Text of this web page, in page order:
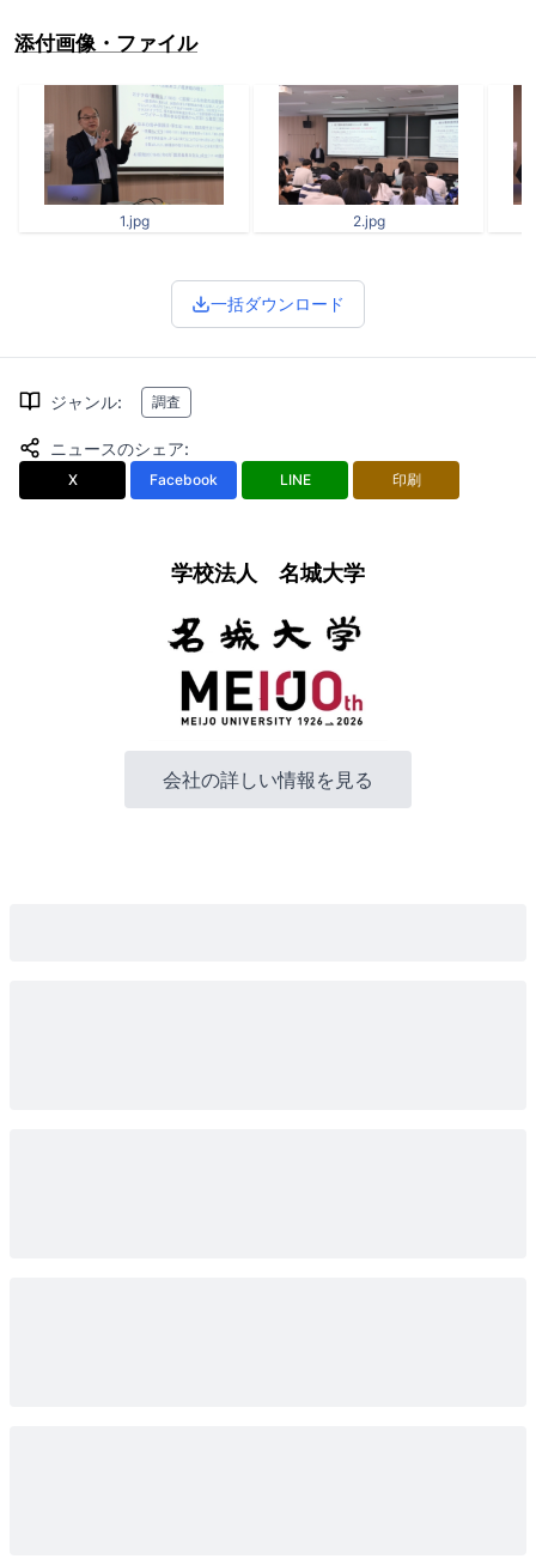
添付画像・ファイル
1.jpg 2.jpg
一括ダウンロード
ジャンル: 調査
ニュースのシェア:
X Facebook LINE 印刷
学校法人 名城大学
会社の詳しい情報を見る